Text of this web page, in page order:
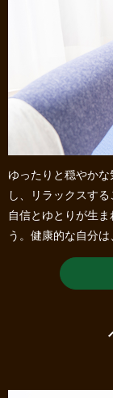
ゆったりと穏やか
し、リラックスす
自信とゆとりが生
う。健康的な自分は